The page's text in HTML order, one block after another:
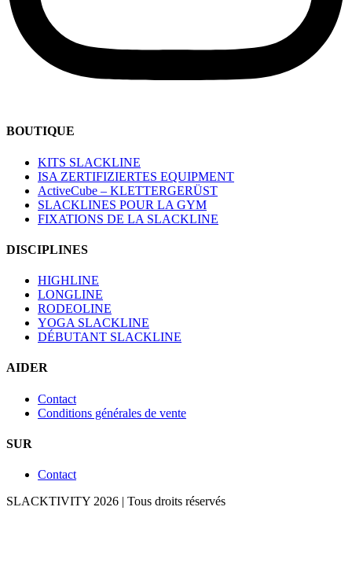
BOUTIQUE
KITS SLACKLINE
ISA ZERTIFIZIERTES EQUIPMENT
ActiveCube – KLETTERGERÜST
SLACKLINES POUR LA GYM
FIXATIONS DE LA SLACKLINE
DISCIPLINES
HIGHLINE
LONGLINE
RODEOLINE
YOGA SLACKLINE
DÉBUTANT SLACKLINE
AIDER
Contact
Conditions générales de vente
SUR
Contact
SLACKTIVITY 2026 | Tous droits réservés